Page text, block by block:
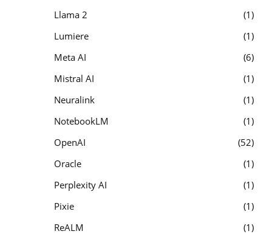
Llama 2
1
Lumiere
1
Meta AI
6
Mistral AI
1
Neuralink
1
NotebookLM
1
OpenAI
52
Oracle
1
Perplexity AI
1
Pixie
1
ReALM
1